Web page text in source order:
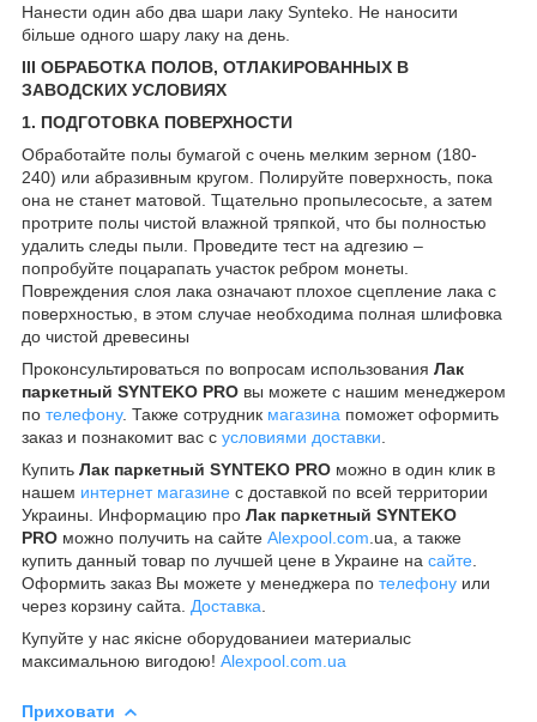
Нанести один або два шари лаку Synteko. Не наносити
більше одного шару лаку на день.
III ОБРАБОТКА ПОЛОВ, ОТЛАКИРОВАННЫХ В
ЗАВОДСКИХ УСЛОВИЯХ
1. ПОДГОТОВКА ПОВЕРХНОСТИ
Обработайте полы бумагой с очень мелким зерном (180-
240) или абразивным кругом. Полируйте поверхность, пока
она не станет матовой. Тщательно пропылесосьте, а затем
протрите полы чистой влажной тряпкой, что бы полностью
удалить следы пыли. Проведите тест на адгезию –
попробуйте поцарапать участок ребром монеты.
Повреждения слоя лака означают плохое сцепление лака с
поверхностью, в этом случае необходима полная шлифовка
до чистой древесины
Проконсультироваться по вопросам использования Лак
паркетный SYNTEKO PRO вы можете с нашим менеджером
по телефону. Также сотрудник магазина поможет оформить
заказ и познакомит вас с условиями доставки
Купить Лак паркетный SYNTEKO PRO можно в один клик в
нашем интернет магазине с доставкой по всей территории
Украины. Информацию про Лак паркетный SYNTEKO
PRO можно получить на сайте Alexpool.com .ua, а также
купить данный товар по лучшей цене в Украине на сайте
Оформить заказ Вы можете у менеджера по телефону или
через корзину сайта. Доставка
Купуйте у нас якісне оборудованиеи материалыс
максимальною вигодою! Alexpool.com.ua
Приховати